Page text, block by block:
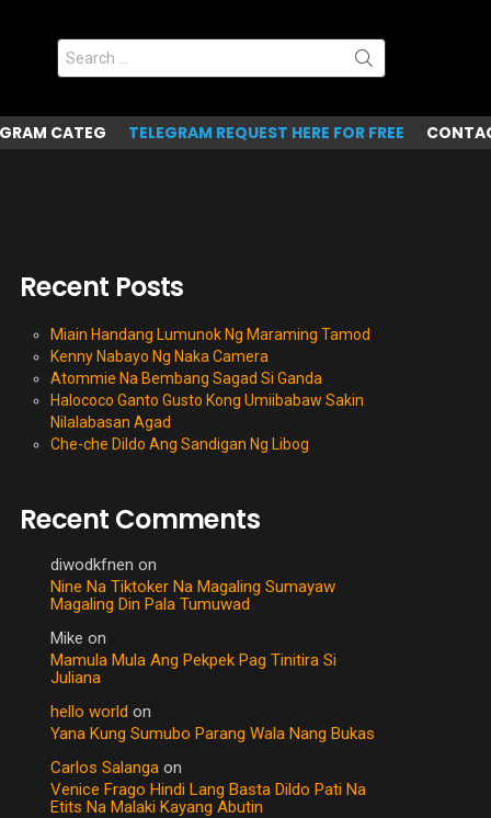
Search
for:
CATEG TELEGRAM REQUEST HERE FOR FREE
Recent Posts
Miain Handang Lumunok Ng Maraming Tamod
Kenny Nabayo Ng Naka Camera
Atommie Na Bembang Sagad Si Ganda
Halococo Ganto Gusto Kong Umiibabaw Sakin
Nilalabasan Agad
Che-che Dildo Ang Sandigan Ng Libog
Recent Comments
diwodkfnen on
Nine Na Tiktoker Na Magaling Sumayaw
Magaling Din Pala Tumuwad
Mike on
Mamula Mula Ang Pekpek Pag Tinitira Si
Juliana
hello world on
Yana Kung Sumubo Parang Wala Nang Bukas
Carlos Salanga on
Venice Frago Hindi Lang Basta Dildo Pati Na
Etits Na Malaki Kayang Abutin